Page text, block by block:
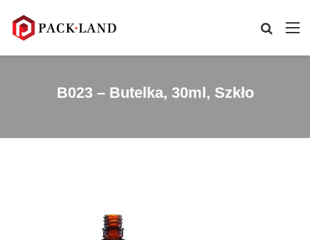
B023 – Butelka, 30ml, Szkło